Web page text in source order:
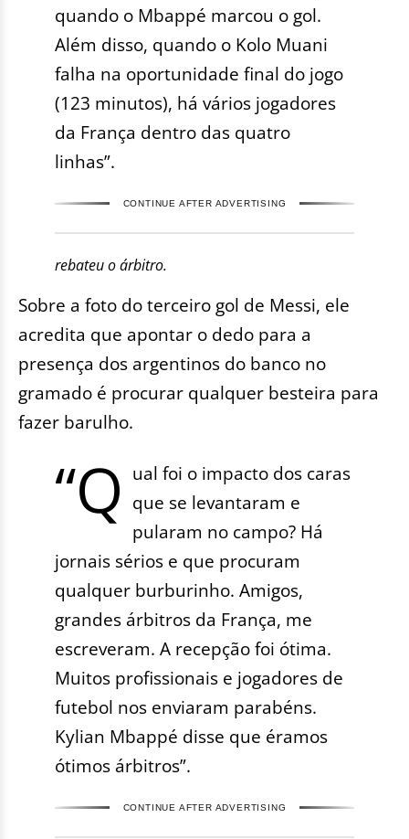
quando o Mbappé marcou o gol.
Além disso, quando o Kolo Muani
falha na oportunidade final do jogo
(123 minutos), há vários jogadores
da França dentro das quatro
linhas”.
CONTINUE AFTER ADVERTISING
rebateu o árbitro.
Sobre a foto do terceiro gol de Messi, ele
acredita que apontar o dedo para a
presença dos argentinos do banco no
gramado é procurar qualquer besteira para
fazer barulho.
“Q ual foi o impacto dos caras
que se levantaram e
pularam no campo? Há
jornais sérios e que procuram
qualquer burburinho. Amigos,
grandes árbitros da França, me
escreveram. A recepção foi ótima.
Muitos profissionais e jogadores de
futebol nos enviaram parabéns.
Kylian Mbappé disse que éramos
ótimos árbitros”.
CONTINUE AFTER ADVERTISING